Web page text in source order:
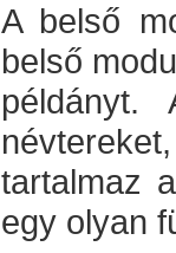
A belső
belső
tartalmaz
egy olyan